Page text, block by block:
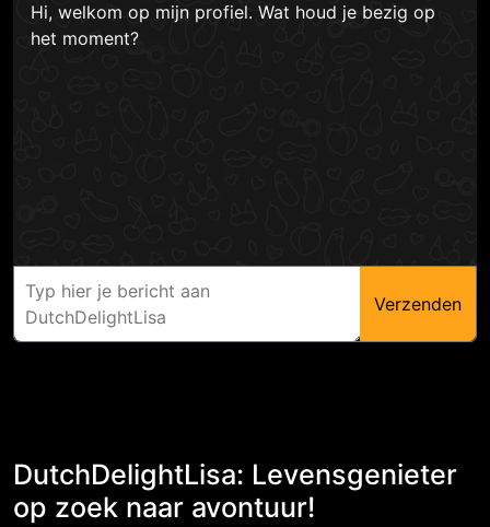
Hi, welkom op mijn profiel. Wat houd je bezig op
het moment?
Verzenden
DutchDelightLisa: Levensgenieter
op zoek naar avontuur!